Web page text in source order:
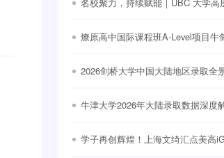
燎原高中国际课程班A-Level项目牛
2026剑桥大学中国大陆地区录取全
牛津大学2026年大陆录取数据深度
学子再创辉煌！上海文绮汇点美高